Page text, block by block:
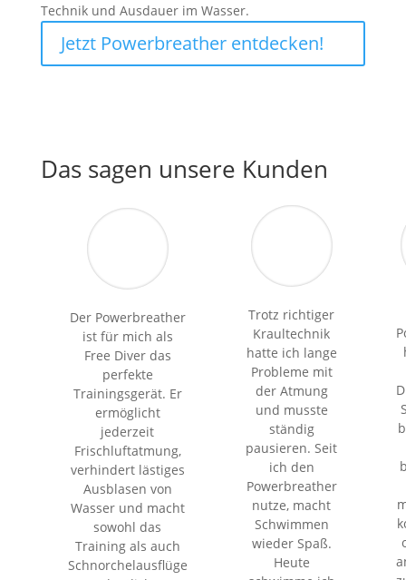
Technik und Ausdauer im Wasser.
Jetzt Powerbreather entdecken!
Das sagen unsere Kunden
Der Powerbreather
ist für mich als
Free Diver das
perfekte
Trainingsgerät. Er
ermöglicht
jederzeit
Frischluftatmung,
verhindert lästiges
Ausblasen von
Wasser und macht
sowohl das
Training als auch
Schnorchelausflüge
Trotz richtiger
Kraultechnik
hatte ich lange
Probleme mit
der Atmung
und musste
ständig
pausieren. Seit
ich den
Powerbreather
nutze, macht
Schwimmen
wieder Spaß.
Heute